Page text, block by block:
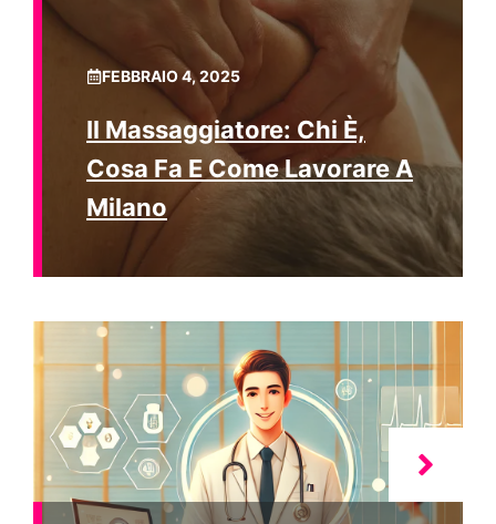
FEBBRAIO 4, 2025
Il Massaggiatore: Chi È,
Cosa Fa E Come Lavorare A
Milano